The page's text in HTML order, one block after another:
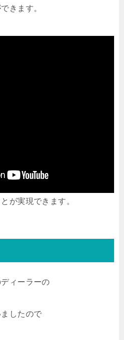
きます。
が実現できます。
ィーラーの
したので